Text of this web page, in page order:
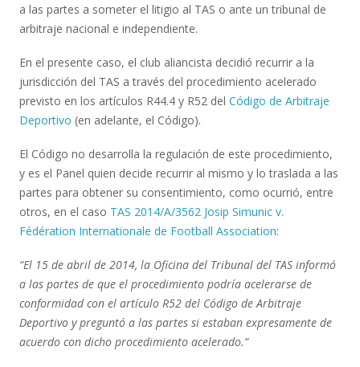
a las partes a someter el litigio al TAS o ante un tribunal de
arbitraje nacional e independiente.
En el presente caso, el club aliancista decidió recurrir a la
jurisdicción del TAS a través del procedimiento acelerado
previsto en los artículos R44.4 y R52 del Código de Arbitraje
Deportivo (en adelante, el Código).
El Código no desarrolla la regulación de este procedimiento,
y es el Panel quien decide recurrir al mismo y lo traslada a las
partes para obtener su consentimiento, como ocurrió, entre
otros, en el caso TAS 2014/A/3562 Josip Simunic v.
Fédération Internationale de Football Association:
“El 15 de abril de 2014, la Oficina del Tribunal del TAS informó
a las partes de que el procedimiento podría acelerarse de
conformidad con el artículo R52 del Código de Arbitraje
Deportivo y preguntó a las partes si estaban expresamente de
acuerdo con dicho procedimiento acelerado.”